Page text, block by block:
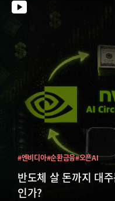
반도체 살 돈까지 대
인가?
#엔비디아#순환금융#오픈AI